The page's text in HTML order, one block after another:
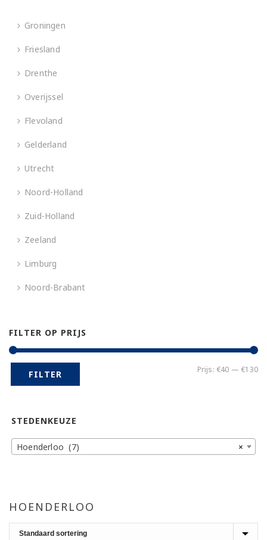
HOENDERLOO
Groningen
Friesland
Drenthe
Overijssel
Flevoland
Gelderland
Utrecht
Noord-Holland
Zuid-Holland
Zeeland
Limburg
Noord-Brabant
FILTER OP PRIJS
FILTER Prijs: €40 —€130
STEDENKEUZE
×
Hoenderloo (7)